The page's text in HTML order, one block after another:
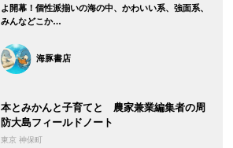
よ開幕！個性派揃いの海の中、かわいい系、強面系、
みんなどこか…
海豚書店
本とみかんと子育てと 農家兼業編集者の周
防大島フィールドノート
東京 神保町